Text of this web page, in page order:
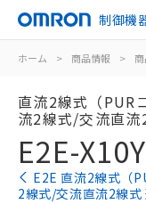
制御機
ホーム > 商品情報 >
直流2線式（PUR
流2線式/交流直流
E2E-
E2E 直流2線式（
2線式/交流直流2線式